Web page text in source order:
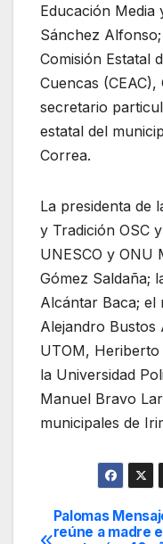
Educación Media
Sánchez
Comisión Estatal
Cuencas
secretario
estatal del
Correa.
La presidenta de
y Tradición OSC
UNESCO y ONU
Gómez Saldaña;
Alcántar Baca; el
Alejandro Bustos
UTOM,
la Universidad
Manuel Bravo
municipales de
Palomas
reúne a madre